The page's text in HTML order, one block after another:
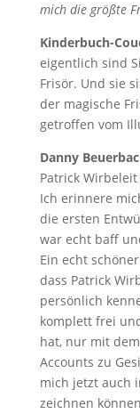
mich die größte
Kinderbuch-
eigentlich sind
Frisör. Und sie
der magische
getroffen vom
Danny
Patrick
Ich erinnere
die ersten
war echt baff
Ein echt
dass Patrick
persönlich
komplett frei
hat, nur mit
Accounts zu
mich jetzt auch
zeichnen